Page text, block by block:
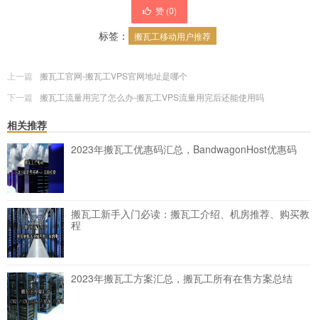
赞 (0)
标签： 搬瓦工移动用户推荐
上一篇
搬瓦工官网-搬瓦工VPS官网地址是哪个
下一篇
搬瓦工流量用完了怎么办-搬瓦工VPS流量用完后还能使用吗
相关推荐
2023年搬瓦工优惠码汇总，BandwagonHost优惠码
搬瓦工新手入门必读：搬瓦工介绍、机房推荐、购买教
程
2023年搬瓦工方案汇总，搬瓦工所有在售方案总结